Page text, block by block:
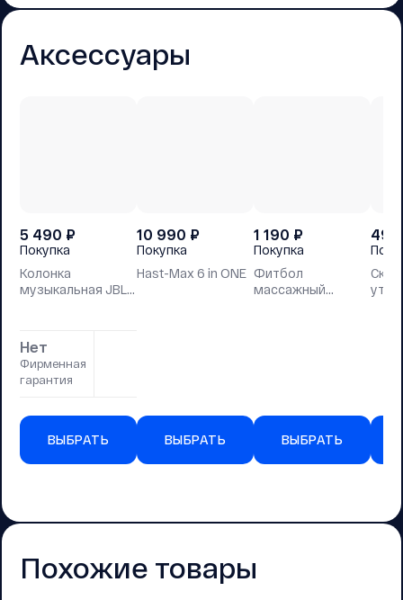
Аксессуары
5 490 ₽
Покупка
Колонка
музыкальная JBL
Нет
Фирменная
гарантия
ВЫБРАТЬ
10 990 ₽
Покупка
Hast-Max 6 in ONE
ВЫБРАТЬ
1 190 ₽
Покупка
Фитбол
массажный
ВЫБРАТЬ
490
Похожие товары